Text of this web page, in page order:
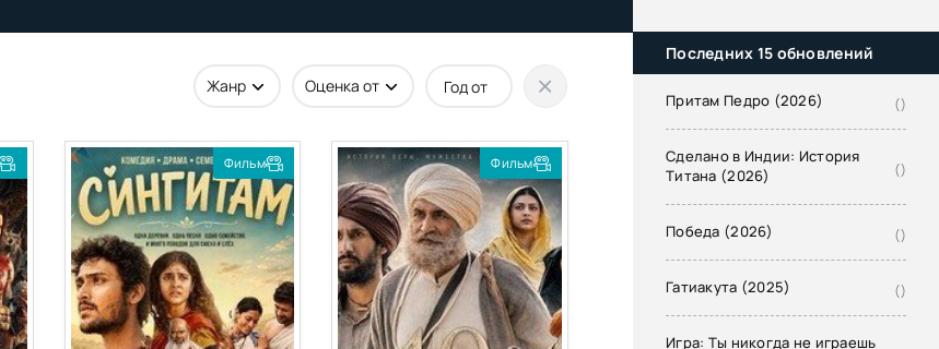
Фильм Фильм
Последних 15 обновлений
Притам Педро (2026) ()
Сделано в Индии: История
Титана (2026)
()
Победа (2026) ()
Гатиакута (2025) ()
Игра: Ты никогда не играешь